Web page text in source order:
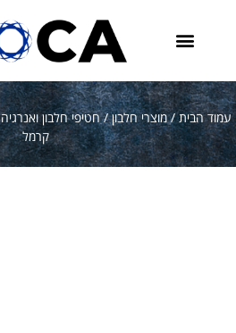
עמוד הבית/מוצרי חלבון/חטיפי חלבון ואנרגיה
קרמל